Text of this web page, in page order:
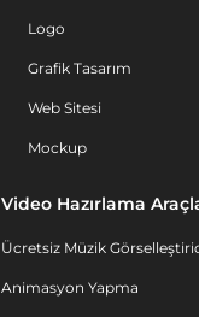
Logo
Grafik Tasarım
Web Sitesi
Mockup
Video Hazırlama
Ücretsiz Müzik
Animasyon Yapma